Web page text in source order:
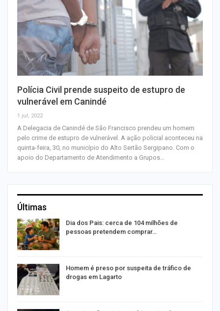
Polícia Civil prende suspeito de estupro de
vulnerável em Canindé
1 jul, 2022
A Delegacia de Canindé de São Francisco prendeu um homem
pelo crime de estupro de vulnerável. A ação policial aconteceu na
quinta-feira, 30, no município do Alto Sertão Sergipano. Com o
apoio do Departamento de Atendimento a Grupos…
Últimas
Dia dos Pais: cerca de 104 milhões de
pessoas pretendem comprar…
Homem é preso por suspeita de tráfico de
drogas em Lagarto